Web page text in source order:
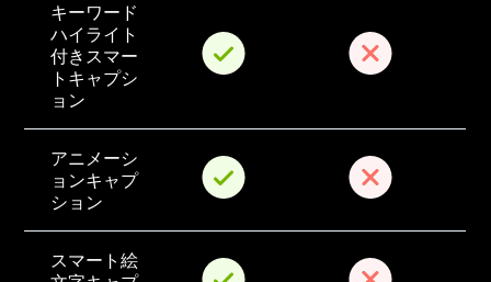
キーワード
ハイライト
付きスマー
トキャプシ
ョン
アニメーシ
ョンキャプ
ション
スマート絵